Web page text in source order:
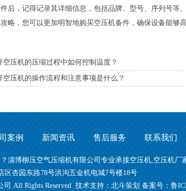
后，记得记录其详细信息，包括品牌、型号、序列号等
略，您可以更加明智地购买空压机备件，确保设备能够
空压机的压缩过程中如何控制温度？
空压机的操作流程和注意事项是什么？
案例 新闻资讯 售后服务 联系我们
博柳压空气压缩机有限公司专业承接空压机,空压机厂
区杏园东路78号洪沟五金机电城7号楼18号
All Rights Reserved. 技术支持： 北斗策划 备案号： 鲁